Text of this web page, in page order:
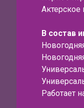
Актерское
В состав
Работает